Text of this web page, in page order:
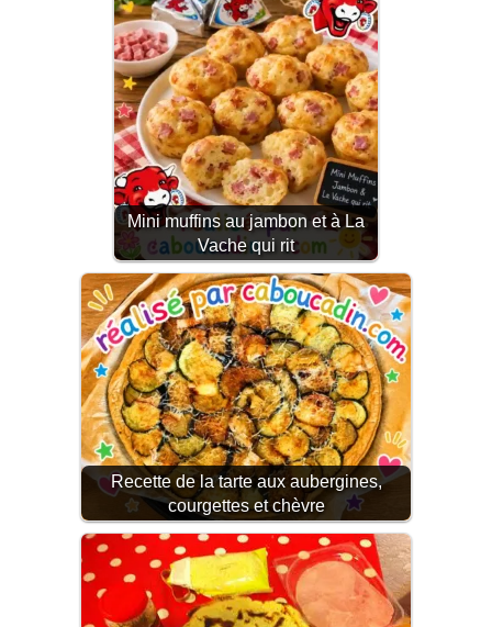
Mini muffins au jambon et à La
Vache qui rit
Recette de la tarte aux aubergines,
courgettes et chèvre